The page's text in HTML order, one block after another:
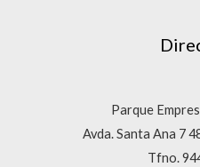
Parque
Avda. Santa Ana 7
Tfno.